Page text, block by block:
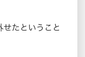
せたということ